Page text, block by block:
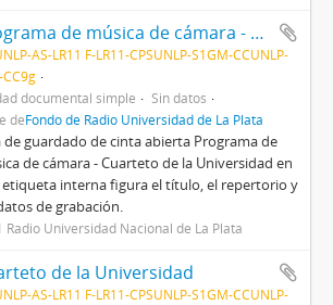
Programa de música de cámara - Cuarteto de la Universidad
AS-LR11 F-LR11-CPSUNLP-S1GM-CCUNLP-
CC9g
documental simple
Sin datos
deFondo de Radio Universidad de La Plata
de guardado de cinta abierta Programa de
de cámara - Cuarteto de la Universidad en
etiqueta interna figura el título, el repertorio y
de grabación.
Radio Universidad Nacional de La Plata
de la Universidad
AS-LR11 F-LR11-CPSUNLP-S1GM-CCUNLP-